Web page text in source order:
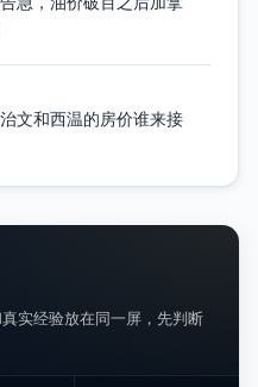
文和西温的房价谁来接
实经验放在同一屏，先判断